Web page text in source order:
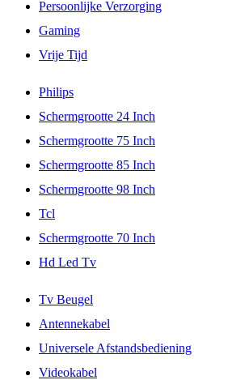
Persoonlijke Verzorging
Gaming
Vrije Tijd
Philips
Schermgrootte 24 Inch
Schermgrootte 75 Inch
Schermgrootte 85 Inch
Schermgrootte 98 Inch
Tcl
Schermgrootte 70 Inch
Hd Led Tv
Tv Beugel
Antennekabel
Universele Afstandsbediening
Videokabel